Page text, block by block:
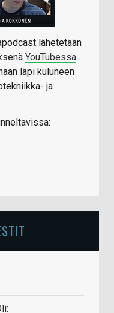
lähetetään
YouTubessa.
läpi kuluneen
ja